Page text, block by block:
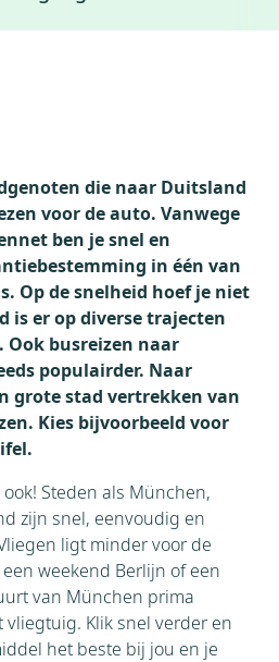
die naar Duitsland
voor de auto. Vanwege
ben je snel en
in één van
Op de snelheid hoef je niet
is er op diverse trajecten
busreizen naar
populairder. Naar
grote stad vertrekken van
Kies bijvoorbeeld voor
Steden als München,
zijn snel, eenvoudig en
ligt minder voor de
weekend Berlijn of een
van München prima
Klik snel verder en
het beste bij jou en je